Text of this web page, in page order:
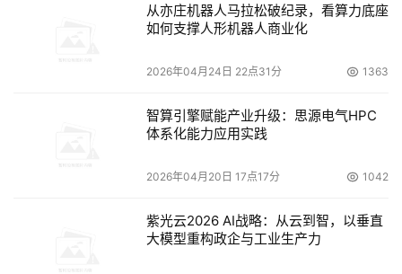
从亦庄机器人马拉松破纪录，看算力底座
如何支撑人形机器人商业化
2026年04月24日 22点31分 1363
智算引擎赋能产业升级：思源电气HPC
体系化能力应用实践
2026年04月20日 17点17分 1042
紫光云2026 AI战略：从云到智，以垂直
大模型重构政企与工业生产力